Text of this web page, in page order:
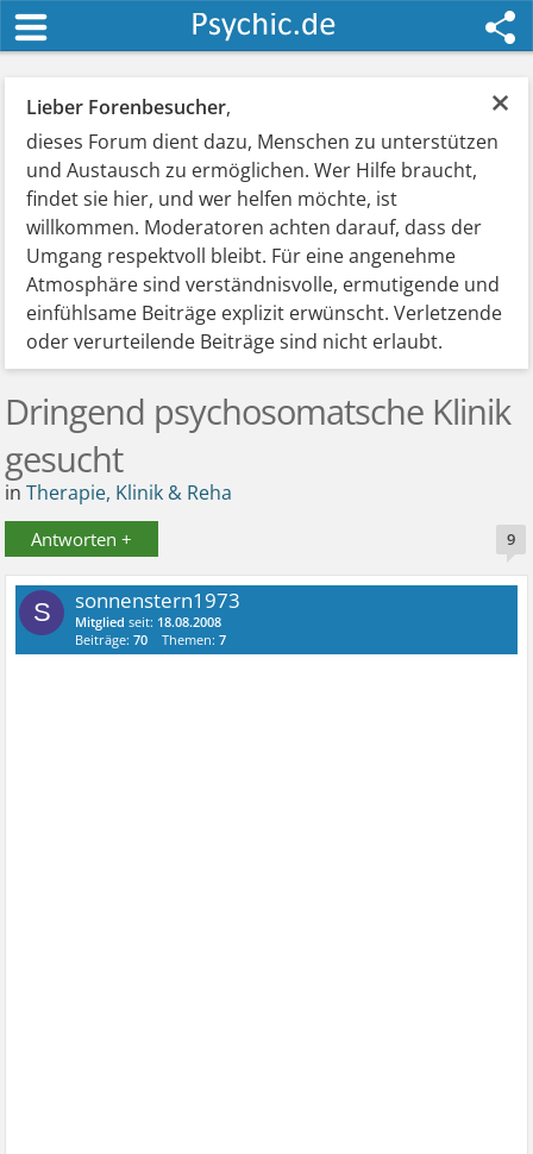
×
Lieber Forenbesucher,
dieses Forum dient dazu, Menschen zu unterstützen
und Austausch zu ermöglichen. Wer Hilfe braucht,
findet sie hier, und wer helfen möchte, ist
willkommen. Moderatoren achten darauf, dass der
Umgang respektvoll bleibt. Für eine angenehme
Atmosphäre sind verständnisvolle, ermutigende und
einfühlsame Beiträge explizit erwünscht. Verletzende
oder verurteilende Beiträge sind nicht erlaubt.
Dringend psychosomatsche Klinik
gesucht
inTherapie, Klinik & Reha
Antworten + 9
S sonnenstern1973
Mitglied seit: 18.08.2008
Beiträge:70 Themen:7